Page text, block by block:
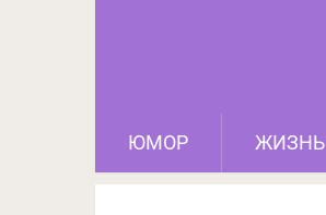
ЮМОР ЖИЗНЬ